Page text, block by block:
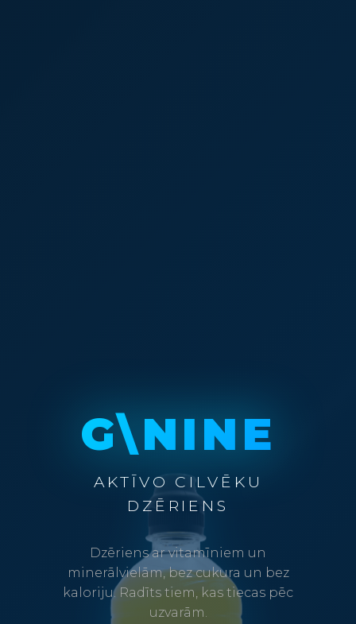
G\NINE
AKTĪVO CILVĒKU
DZĒRIENS
Dzēriens ar vitamīniem un
minerālvielām, bez cukura un bez
kaloriju. Radīts tiem, kas tiecas pēc
uzvarām.